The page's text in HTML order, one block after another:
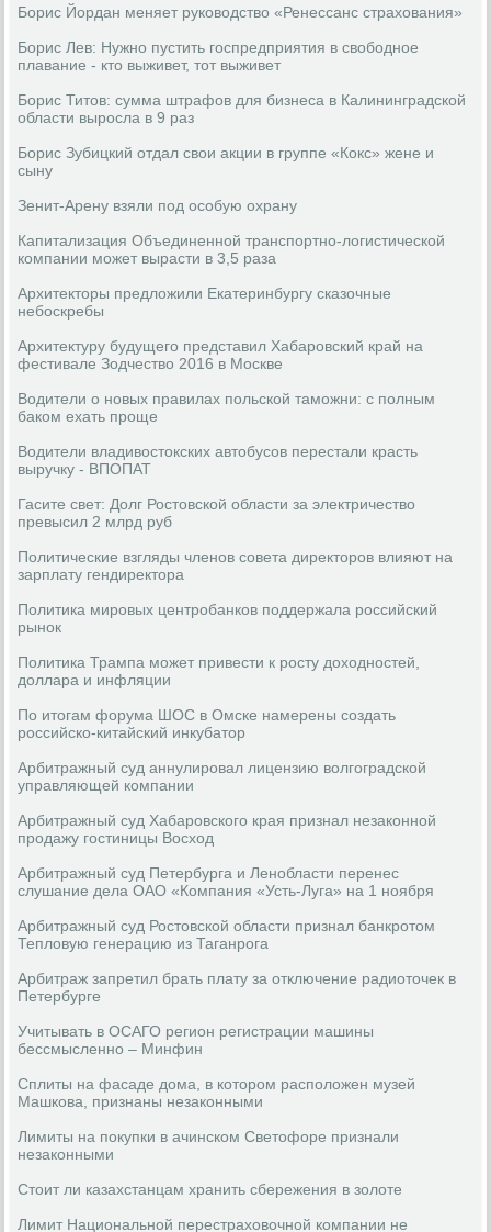
Борис Йордан меняет руководство «Ренессанс страхования»
Борис Лев: Нужно пустить госпредприятия в свободное
плавание - кто выживет, тот выживет
Борис Титов: сумма штрафов для бизнеса в Калининградской
области выросла в 9 раз
Борис Зубицкий отдал свои акции в группе «Кокс» жене и
сыну
Зенит-Арену взяли под особую охрану
Капитализация Объединенной транспортно-логистической
компании может вырасти в 3,5 раза
Архитекторы предложили Екатеринбургу сказочные
небоскребы
Архитектуру будущего представил Хабаровский край на
фестивале Зодчество 2016 в Москве
Водители о новых правилах польской таможни: с полным
баком ехать проще
Водители владивостокских автобусов перестали красть
выручку - ВПОПАТ
Гасите свет: Долг Ростовской области за электричество
превысил 2 млрд руб
Политические взгляды членов совета директоров влияют на
зарплату гендиректора
Политика мировых центробанков поддержала российский
рынок
Политика Трампа может привести к росту доходностей,
доллара и инфляции
По итогам форума ШОС в Омске намерены создать
российско-китайский инкубатор
Арбитражный суд аннулировал лицензию волгоградской
управляющей компании
Арбитражный суд Хабаровского края признал незаконной
продажу гостиницы Восход
Арбитражный суд Петербурга и Ленобласти перенес
слушание дела ОАО «Компания «Усть-Луга» на 1 ноября
Арбитражный суд Ростовской области признал банкротом
Тепловую генерацию из Таганрога
Арбитраж запретил брать плату за отключение радиоточек в
Петербурге
Учитывать в ОСАГО регион регистрации машины
бессмысленно – Минфин
Сплиты на фасаде дома, в котором расположен музей
Машкова, признаны незаконными
Лимиты на покупки в ачинском Светофоре признали
незаконными
Стоит ли казахстанцам хранить сбережения в золоте
Лимит Национальной перестраховочной компании не